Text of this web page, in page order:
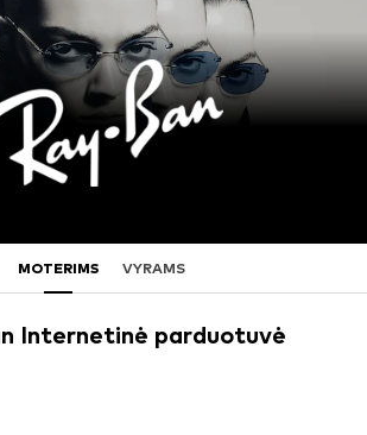
MOTERIMS VYRAMS
Internetinė parduotuvė